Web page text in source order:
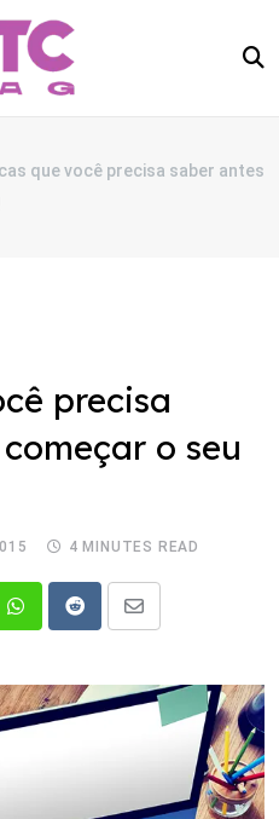
que você precisa saber antes
precisa
o seu
4 MINUTES READ
WhatsappRedditShare
Email